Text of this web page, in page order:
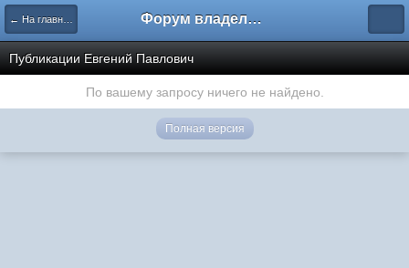
← На главную Форум владельцев интернет-магазинов
Публикации Евгений Павлович
По вашему запросу ничего не найдено.
Полная версия